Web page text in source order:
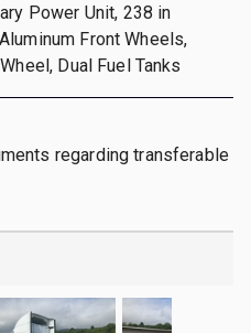
Power Unit, 238 in
Front Wheels,
Dual Fuel Tanks
regarding transferable